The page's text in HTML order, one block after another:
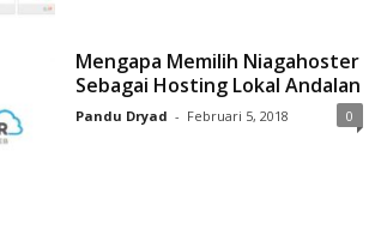
Mengapa Memilih Niagahoster
Sebagai Hosting Lokal Andalan
Pandu Dryad - Februari 5, 2018 0